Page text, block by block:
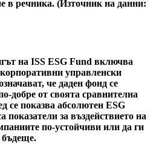
в речника. (Източник на данни:
на ISS ESG Fund включва
управленски
че даден фонд се
добре от своята сравнителна
се показва абсолютен ESG
показатели за въздействието на
по-устойчиви или да ги
бъдеще.